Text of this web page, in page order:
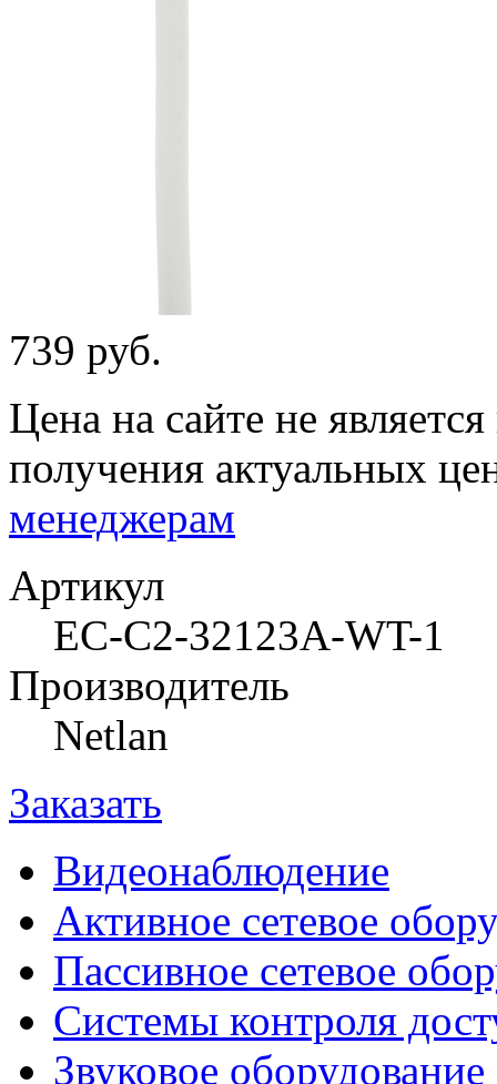
739 руб.
Цена на сайте не
получения актуальных
менеджерам
Артикул
EC-C2-32123A-WT-1
Производитель
Netlan
Заказать
Видеонаблюдение
Активное сетевое
Пассивное сетевое
Системы контроля
Звуковое оборудование